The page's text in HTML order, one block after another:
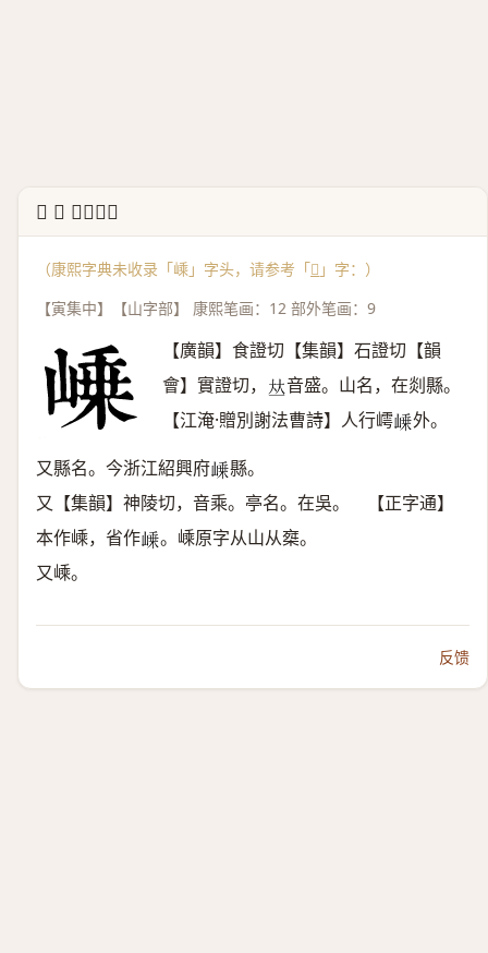
↳ 𡹴 康熙字典
（康熙字典未收录「嵊」字头，请参考「𡹴 」字：）
【寅集中】【山字部】 康熙笔画：12 部外笔画：9
【廣韻】食證切【集韻】石證切【韻
會】實證切， 𠀤音盛。山名，在剡縣。
【江淹·贈別謝法曹詩】人行嶀𡹴 外。
又縣名。今浙江紹興府𡹴 縣。
又【集韻】神陵切，音乘。亭名。在吳。 【正字通】
本作嵊，省作𡹴 。嵊原字从山从椉。
又嵊。
反馈